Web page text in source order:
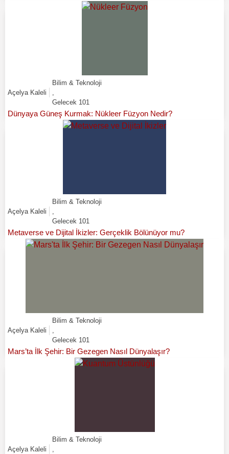
Açelya Kaleli
Bilim & Teknoloji
,
Gelecek 101
Dünyaya Güneş Kurmak: Nükleer Füzyon Nedir?
Açelya Kaleli
Bilim & Teknoloji
,
Gelecek 101
Metaverse ve Dijital İkizler: Gerçeklik Bölünüyor mu?
Açelya Kaleli
Bilim & Teknoloji
,
Gelecek 101
Mars’ta İlk Şehir: Bir Gezegen Nasıl Dünyalaşır?
Açelya Kaleli
Bilim & Teknoloji
,